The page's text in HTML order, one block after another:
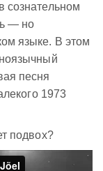
сознательном
— но
языке. В этом
песня
1973
подвох?